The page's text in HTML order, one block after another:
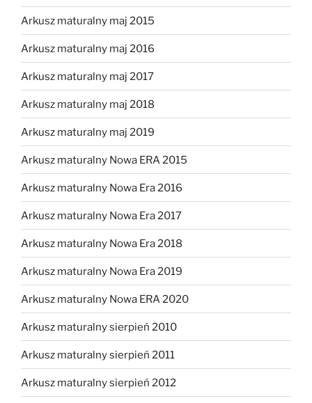
Arkusz maturalny maj 2015
Arkusz maturalny maj 2016
Arkusz maturalny maj 2017
Arkusz maturalny maj 2018
Arkusz maturalny maj 2019
Arkusz maturalny Nowa ERA 2015
Arkusz maturalny Nowa Era 2016
Arkusz maturalny Nowa Era 2017
Arkusz maturalny Nowa Era 2018
Arkusz maturalny Nowa Era 2019
Arkusz maturalny Nowa ERA 2020
Arkusz maturalny sierpień 2010
Arkusz maturalny sierpień 2011
Arkusz maturalny sierpień 2012